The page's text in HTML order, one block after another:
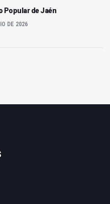
Popular de Jaén
DE 2026